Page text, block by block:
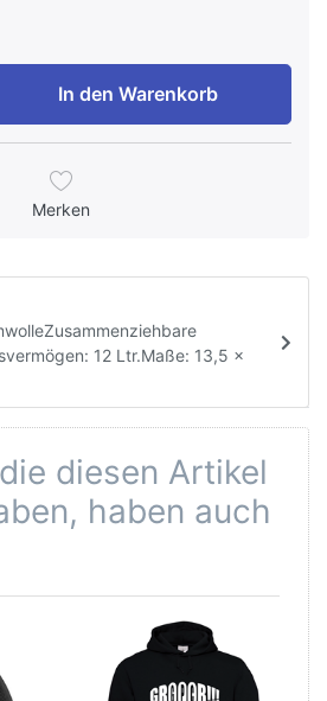
In den Warenkorb
Merken
12 Ltr.Maße: 13,5 x
diesen Artikel
haben auch